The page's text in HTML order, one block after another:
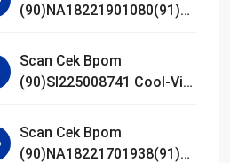
(90)NA18221901080(91)25
White AHA Body Serum
Scan Cek Bpom
(90)SI225008741 Cool-Vita
Tablets
Scan Cek Bpom
(90)NA18221701938(91)25